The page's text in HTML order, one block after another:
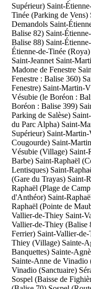
Supérieur) Saint-
Tinée (Parking de Vens)
Demandols Saint-
Balise 82) Saint-
Balise 88) Saint-
Étienne-de-Tinée (Roya)
Saint-Jeannet Saint-
Madone de Fenestre
Fenestre : Balise 360)
Fenestre) Saint-Martin-
Vésubie (le Boréon :
Boréon : Balise 399)
Parking de Salèse)
du Parc Alpha) Saint-
Supérieur) Saint-Martin-
Cougourde) Saint-
Vésubie (Village) Saint-
Barbe) Saint-Raphaël
Lentisques) Saint-
(Gare du Trayas) Saint-
Raphaël (Plage de
d'Anthéor) Saint-
Raphaël (Pointe de
Vallier-de-Thiey Saint-
Vallier-de-Thiey (Balise
Ferrier) Saint-Vallier-
Thiey (Village) Sainte-
Banquettes) Sainte-
Sainte-Anne de Vinadio
Vinadio (Sanctuaire)
Sospel (Baisse de